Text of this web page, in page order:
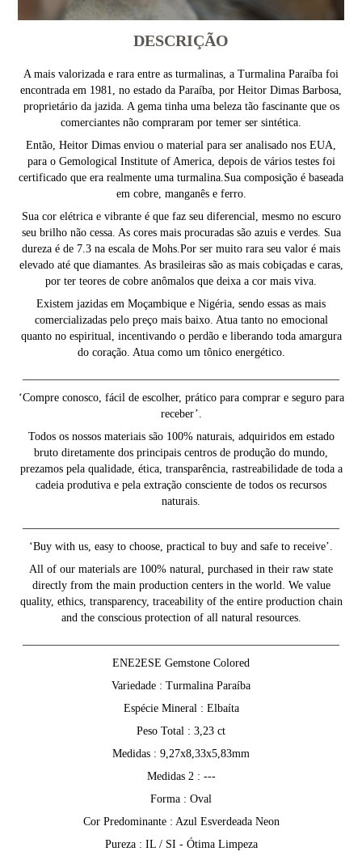
DESCRIÇÃO
A mais valorizada e rara entre as turmalinas, a Turmalina Paraíba foi
encontrada em 1981, no estado da Paraíba, por Heitor Dimas Barbosa,
proprietário da jazida. A gema tinha uma beleza tão fascinante que os
comerciantes não compraram por temer ser sintética.
Então, Heitor Dimas enviou o material para ser analisado nos EUA,
para o Gemological Institute of America, depois de vários testes foi
certificado que era realmente uma turmalina.Sua composição é baseada
em cobre, manganês e ferro.
Sua cor elétrica e vibrante é que faz seu diferencial, mesmo no escuro
seu brilho não cessa. As cores mais procuradas são azuis e verdes. Sua
dureza é de 7.3 na escala de Mohs.Por ser muito rara seu valor é mais
elevado até que diamantes. As brasileiras são as mais cobiçadas e caras,
por ter teores de cobre anômalos que deixa a cor mais viva.
Existem jazidas em Moçambique e Nigéria, sendo essas as mais
comercializadas pelo preço mais baixo. Atua tanto no emocional
quanto no espiritual, incentivando o perdão e liberando toda amargura
do coração. Atua como um tônico energético.
‘Compre conosco, fácil de escolher, prático para comprar e seguro para
receber’.
Todos os nossos materiais são 100% naturais, adquiridos em estado
bruto diretamente dos principais centros de produção do mundo,
prezamos pela qualidade, ética, transparência, rastreabilidade de toda a
cadeia produtiva e pela extração consciente de todos os recursos
naturais.
‘Buy with us, easy to choose, practical to buy and safe to receive’.
All of our materials are 100% natural, purchased in their raw state
directly from the main production centers in the world. We value
quality, ethics, transparency, traceability of the entire production chain
and the conscious protection of all natural resources.
ENE2ESE Gemstone Colored
Variedade : Turmalina Paraíba
Espécie Mineral : Elbaíta
Peso Total : 3,23 ct
Medidas : 9,27x8,33x5,83mm
Medidas 2 : ---
Forma : Oval
Cor Predominante : Azul Esverdeada Neon
Pureza : IL / SI - Ótima Limpeza